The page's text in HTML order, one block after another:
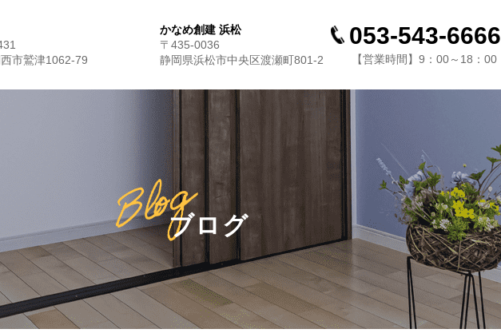
市鷲津1062-79
かなめ創建 浜松
〒435-0036
静岡県浜松市中央区渡瀬町801-2
053-543-6666
【営業時間】9：00～18：00
ブログ